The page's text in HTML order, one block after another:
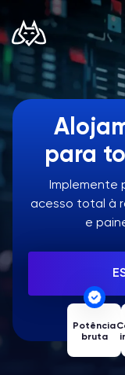
PT | USD
Billing Panel
Manage your
Manage
VPS Panel
Manage VPS
Affiliate
Manage
Minecraft Server
Hytale Hosting
para
Implemente
acesso total à
e
Potência
bruta